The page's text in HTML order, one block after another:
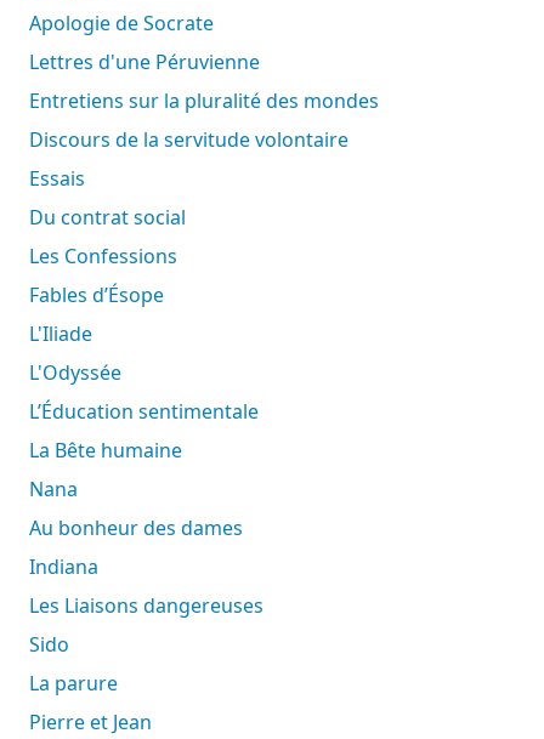
Apologie de Socrate
Lettres d'une Péruvienne
Entretiens sur la pluralité des mondes
Discours de la servitude volontaire
Essais
Du contrat social
Les Confessions
Fables d’Ésope
L'Iliade
L'Odyssée
L’Éducation sentimentale
La Bête humaine
Nana
Au bonheur des dames
Indiana
Les Liaisons dangereuses
Sido
La parure
Pierre et Jean